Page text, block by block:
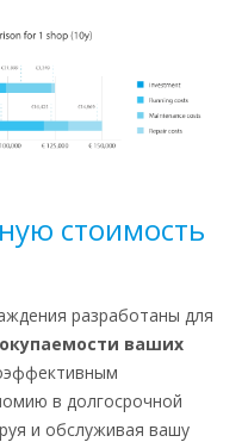
стоимость
разработаны для
ваших
в долгосрочной
и обслуживая вашу